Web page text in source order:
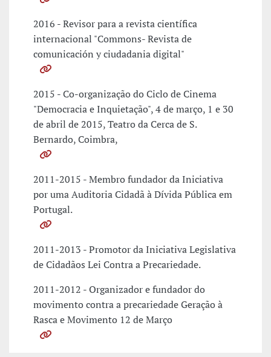
2016 - Revisor para a revista científica
internacional "Commons- Revista de
comunicación y ciudadania digital"
2015 - Co-organização do Ciclo de Cinema
"Democracia e Inquietação", 4 de março, 1 e 30
de abril de 2015, Teatro da Cerca de S.
Bernardo, Coimbra,
2011-2015 - Membro fundador da Iniciativa
por uma Auditoria Cidadã à Dívida Pública em
Portugal.
2011-2013 - Promotor da Iniciativa Legislativa
de Cidadãos Lei Contra a Precariedade.
2011-2012 - Organizador e fundador do
movimento contra a precariedade Geração à
Rasca e Movimento 12 de Março